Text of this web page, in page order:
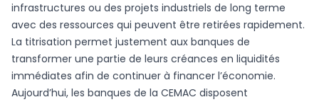
infrastructures ou des projets industriels de long terme
avec des ressources qui peuvent être retirées rapidement.
La titrisation permet justement aux banques de
transformer une partie de leurs créances en liquidités
immédiates afin de continuer à financer l’économie.
Aujourd’hui, les banques de la CEMAC disposent